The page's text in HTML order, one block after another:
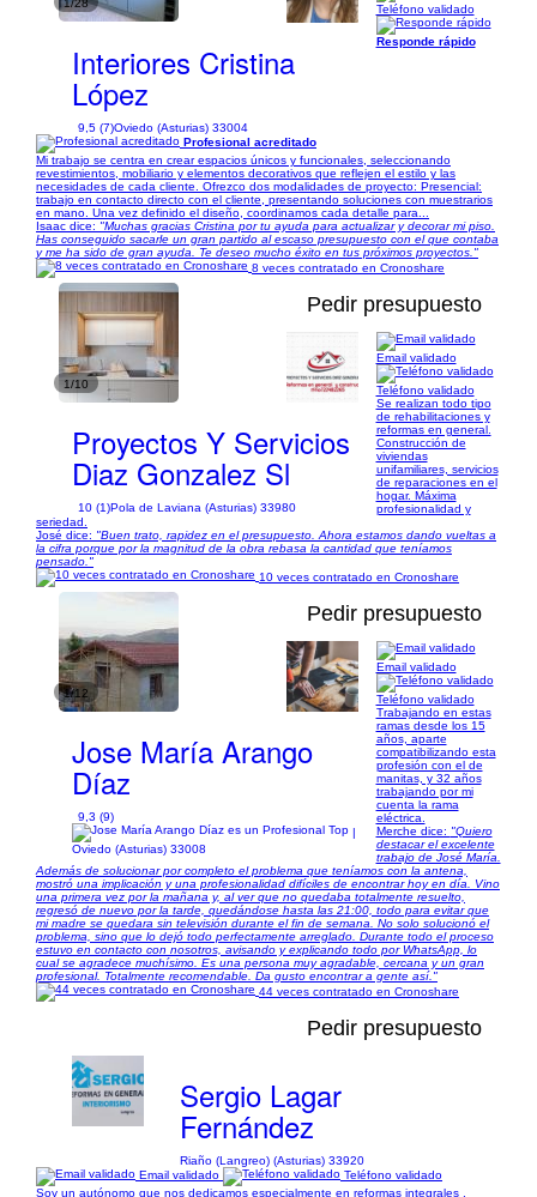
1/28
Interiores Cristina
López
9,5 (7)Oviedo (Asturias) 33004
Teléfono validado
Responde rápido
Profesional acreditado
Mi trabajo se centra en crear espacios únicos y funcionales, seleccionando
revestimientos, mobiliario y elementos decorativos que reflejen el estilo y las
necesidades de cada cliente. Ofrezco dos modalidades de proyecto: Presencial:
trabajo en contacto directo con el cliente, presentando soluciones con muestrarios
en mano. Una vez definido el diseño, coordinamos cada detalle para...
Isaac dice: "Muchas gracias Cristina por tu ayuda para actualizar y decorar mi piso.
Has conseguido sacarle un gran partido al escaso presupuesto con el que contaba
y me ha sido de gran ayuda. Te deseo mucho éxito en tus próximos proyectos."
8 veces contratado en Cronoshare
1/10
Pedir presupuesto
Proyectos Y Servicios
Diaz Gonzalez Sl
10 (1)Pola de Laviana (Asturias) 33980
Email validado
Teléfono validado
Se realizan todo tipo
de rehabilitaciones y
reformas en general.
Construcción de
viviendas
unifamiliares, servicios
de reparaciones en el
hogar. Máxima
profesionalidad y
seriedad.
José dice: "Buen trato, rapidez en el presupuesto. Ahora estamos dando vueltas a
la cifra porque por la magnitud de la obra rebasa la cantidad que teníamos
pensado."
10 veces contratado en Cronoshare
1/12
Pedir presupuesto
Jose María Arango
Díaz
9,3 (9)
|
Oviedo (Asturias) 33008
Email validado
Teléfono validado
Trabajando en estas
ramas desde los 15
años, aparte
compatibilizando esta
profesión con el de
manitas, y 32 años
trabajando por mi
cuenta la rama
eléctrica.
Merche dice: "Quiero
destacar el excelente
trabajo de José María.
Además de solucionar por completo el problema que teníamos con la antena,
mostró una implicación y una profesionalidad difíciles de encontrar hoy en día. Vino
una primera vez por la mañana y, al ver que no quedaba totalmente resuelto,
regresó de nuevo por la tarde, quedándose hasta las 21:00, todo para evitar que
mi madre se quedara sin televisión durante el fin de semana. No solo solucionó el
problema, sino que lo dejó todo perfectamente arreglado. Durante todo el proceso
estuvo en contacto con nosotros, avisando y explicando todo por WhatsApp, lo
cual se agradece muchísimo. Es una persona muy agradable, cercana y un gran
profesional. Totalmente recomendable. Da gusto encontrar a gente así."
44 veces contratado en Cronoshare
Pedir presupuesto
Sergio Lagar
Fernández
Riaño (Langreo) (Asturias) 33920
Email validado
Teléfono validado
Soy un autónomo que nos dedicamos especialmente en reformas integrales ,